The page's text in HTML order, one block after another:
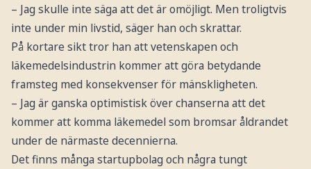
– Jag skulle inte säga att det är omöjligt. Men troligtvis
inte under min livstid, säger han och skrattar.
På kortare sikt tror han att vetenskapen och
läkemedelsindustrin kommer att göra betydande
framsteg med konsekvenser för mänskligheten.
– Jag är ganska optimistisk över chanserna att det
kommer att komma läkemedel som bromsar åldrandet
under de närmaste decennierna.
Det finns många startupbolag och några tungt